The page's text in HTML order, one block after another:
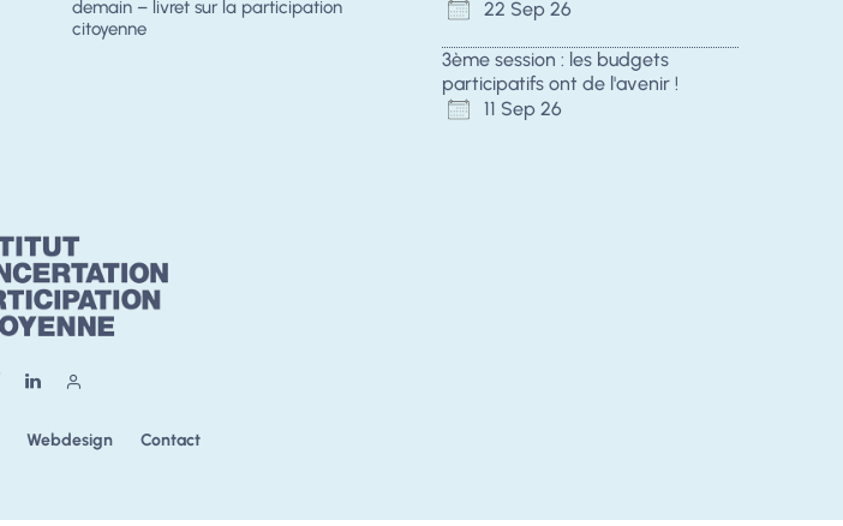
demain – livret sur la participation
citoyenne
22 Sep 26
3ème session : les budgets
participatifs ont de l'avenir !
11 Sep 26
Webdesign Contact